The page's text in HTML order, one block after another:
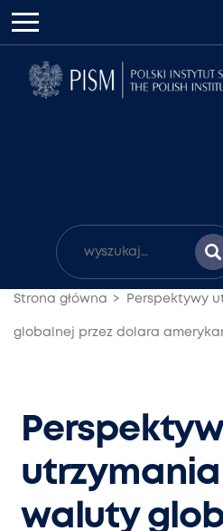
Strona główna Perspektywy
globalnej przez dolara
waluty